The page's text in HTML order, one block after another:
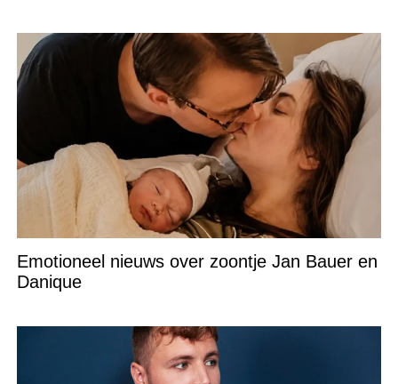
Emotioneel nieuws over zoontje Jan Bauer en
Danique